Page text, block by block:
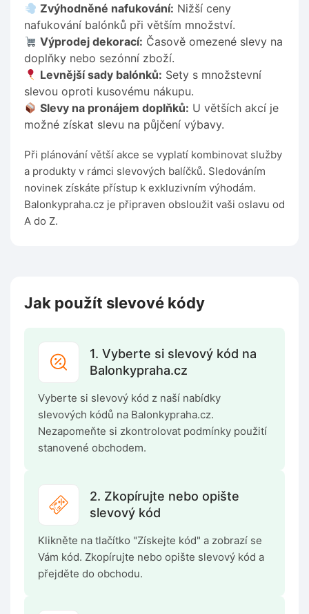
Zvýhodněné nafukování: Nižší ceny
nafukování balónků při větším množství.
Výprodej dekorací: Časově omezené slevy na
doplňky nebo sezónní zboží.
Levnější sady balónků: Sety s množstevní
slevou oproti kusovému nákupu.
Slevy na pronájem doplňků: U větších akcí je
možné získat slevu na půjčení výbavy.
Při plánování větší akce se vyplatí kombinovat služby
a produkty v rámci slevových balíčků. Sledováním
novinek získáte přístup k exkluzivním výhodám.
Balonkypraha.cz je připraven obsloužit vaši oslavu od
A do Z.
Jak použít slevové kódy
1. Vyberte si slevový kód na
Balonkypraha.cz
Vyberte si slevový kód z naší nabídky
slevových kódů na Balonkypraha.cz.
Nezapomeňte si zkontrolovat podmínky použití
stanovené obchodem.
2. Zkopírujte nebo opište
slevový kód
Klikněte na tlačítko "Získejte kód" a zobrazí se
Vám kód. Zkopírujte nebo opište slevový kód a
přejděte do obchodu.